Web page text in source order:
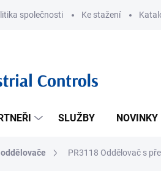
společnosti Ke stažení
SLUŽBY NOVINKY
PR3118 Oddělovač s